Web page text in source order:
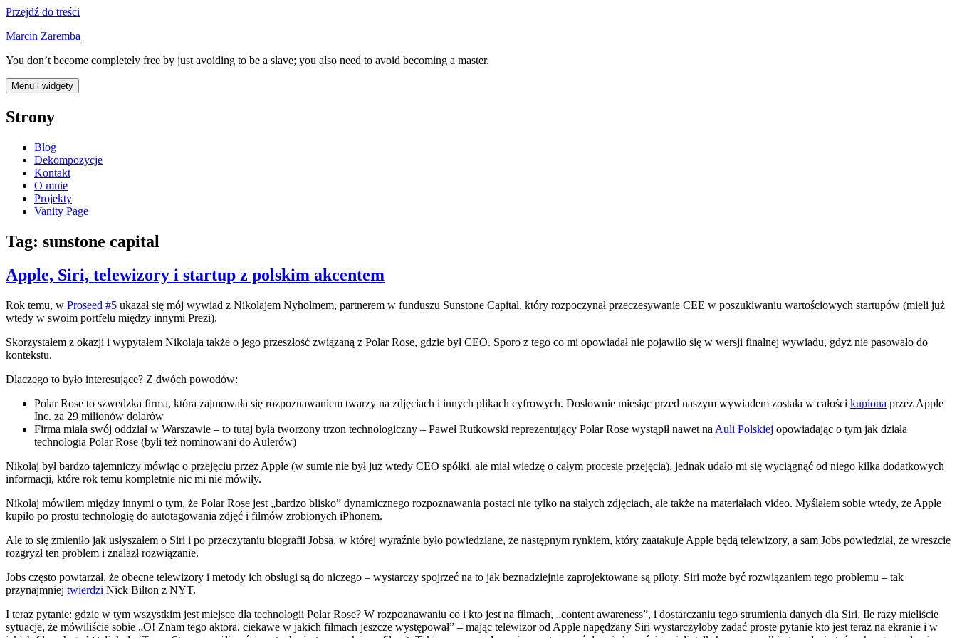
Przejdź do treści
Marcin Zaremba
You don’t become completely free by just avoiding to be a slave; you also need to avoid becoming a master.
Menu i widgety
Strony
Blog
Dekompozycje
Kontakt
O mnie
Projekty
Vanity Page
Tag: sunstone capital
Apple, Siri, telewizory i startup z polskim akcentem
Rok temu, w Proseed #5 ukazał się mój wywiad z Nikolajem Nyholmem, partnerem w funduszu Sunstone Capital, który rozpoczynał przeczesywanie CEE w poszukiwaniu wartościowych startupów (mieli już
wtedy w swoim portfelu między innymi Prezi).
Skorzystałem z okazji i wypytałem Nikolaja także o jego przeszłość związaną z Polar Rose, gdzie był CEO. Sporo z tego co mi opowiadał nie pojawiło się w wersji finalnej wywiadu, gdyż nie pasowało do
kontekstu.
Dlaczego to było interesujące? Z dwóch powodów:
Polar Rose to szwedzka firma, która zajmowała się rozpoznawaniem twarzy na zdjęciach i innych plikach cyfrowych. Dosłownie miesiąc przed naszym wywiadem została w całości kupiona przez Apple
Inc. za 29 milionów dolarów
Firma miała swój oddział w Warszawie – to tutaj była tworzony trzon technologiczny – Paweł Rutkowski reprezentujący Polar Rose wystąpił nawet na Auli Polskiej opowiadając o tym jak działa
technologia Polar Rose (byli też nominowani do Aulerów)
Nikolaj był bardzo tajemniczy mówiąc o przejęciu przez Apple (w sumie nie był już wtedy CEO spółki, ale miał wiedzę o całym procesie przejęcia), jednak udało mi się wyciągnąć od niego kilka dodatkowych
informacji, które rok temu kompletnie nic mi nie mówiły.
Nikolaj mówiłem między innymi o tym, że Polar Rose jest „bardzo blisko” dynamicznego rozpoznawania postaci nie tylko na stałych zdjęciach, ale także na materiałach video. Myślałem sobie wtedy, że Apple
kupiło po prostu technologię do autotagowania zdjęć i filmów zrobionych iPhonem.
Ale to się zmieniło jak usłyszałem o Siri i po przeczytaniu biografii Jobsa, w której wyraźnie było powiedziane, że następnym rynkiem, który zaatakuje Apple będą telewizory, a sam Jobs powiedział, że wreszcie
rozgryzł ten problem i znalazł rozwiązanie.
Jobs często powtarzał, że obecne telewizory i metody ich obsługi są do niczego – wystarczy spojrzeć na to jak beznadziejnie zaprojektowane są piloty. Siri może być rozwiązaniem tego problemu – tak
przynajmniej twierdzi Nick Bilton z NYT.
I teraz pytanie: gdzie w tym wszystkim jest miejsce dla technologii Polar Rose? W rozpoznawaniu co i kto jest na filmach, „content awareness”, i dostarczaniu tego strumienia danych dla Siri. Ile razy mieliście
sytuacje, że mówiliście sobie „O! Znam tego aktora, ciekawe w jakich filmach jeszcze występował” – mając telewizor od Apple napędzany Siri wystarczyłoby zadać proste pytanie kto jest teraz na ekranie i w